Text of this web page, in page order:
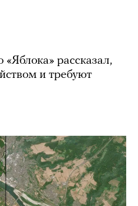
«Яблока» рассказал,
и требуют